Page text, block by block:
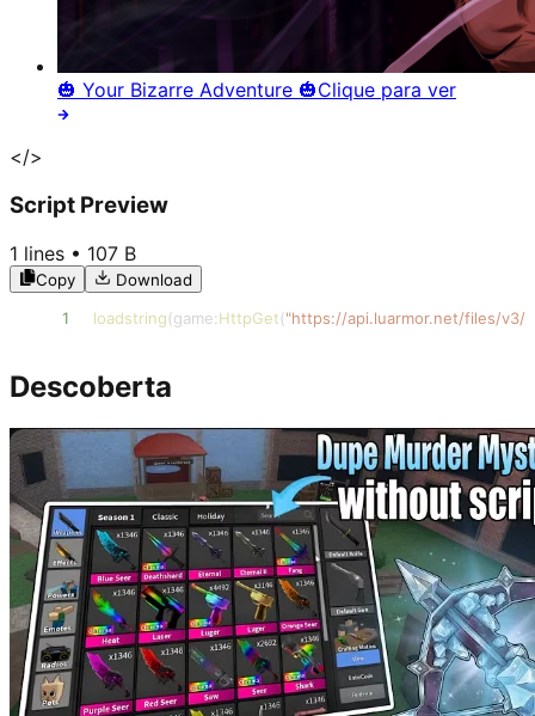
🎃 Your Bizarre Adventure 🎃Clique para ver
</>
Script Preview
1 lines • 107 B
Copy Download
1 loadstring(game:HttpGet("https://api.luarmor.net/files/v3/
Descoberta